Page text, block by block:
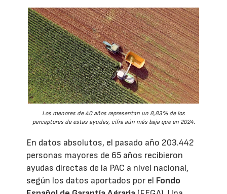
Los menores de 40 años representan un 8,83% de los
perceptores de estas ayudas, cifra aún más baja que en 2024.
En datos absolutos, el pasado año 203.442
personas mayores de 65 años recibieron
ayudas directas de la PAC a nivel nacional,
según los datos aportados por el Fondo